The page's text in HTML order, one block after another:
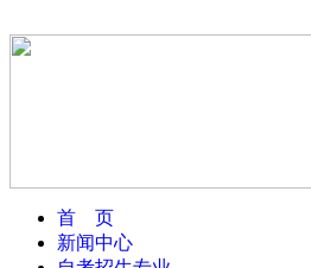
首 页
新闻中心